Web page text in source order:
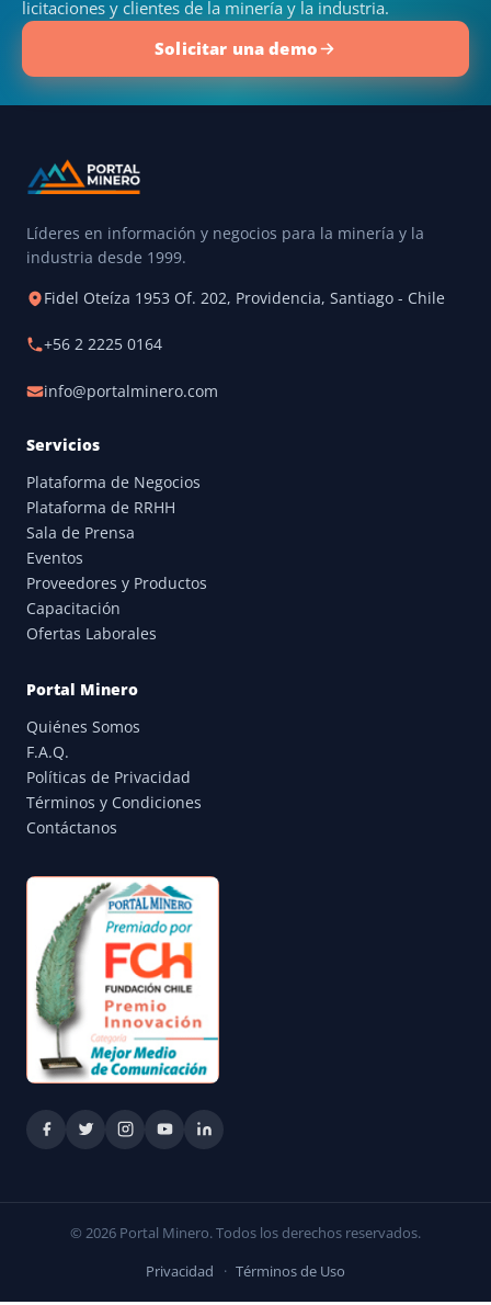
licitaciones y clientes de la minería y la industria.
Solicitar una demo
Líderes en información y negocios para la minería y la
industria desde 1999.
Fidel Oteíza 1953 Of. 202, Providencia, Santiago - Chile
+56 2 2225 0164
info@portalminero.com
Servicios
Plataforma de Negocios
Plataforma de RRHH
Sala de Prensa
Eventos
Proveedores y Productos
Capacitación
Ofertas Laborales
Portal Minero
Quiénes Somos
F.A.Q.
Políticas de Privacidad
Términos y Condiciones
Contáctanos
© 2026 Portal Minero. Todos los derechos reservados.
Privacidad · Términos de Uso